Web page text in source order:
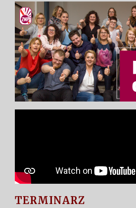
TERMINARZ